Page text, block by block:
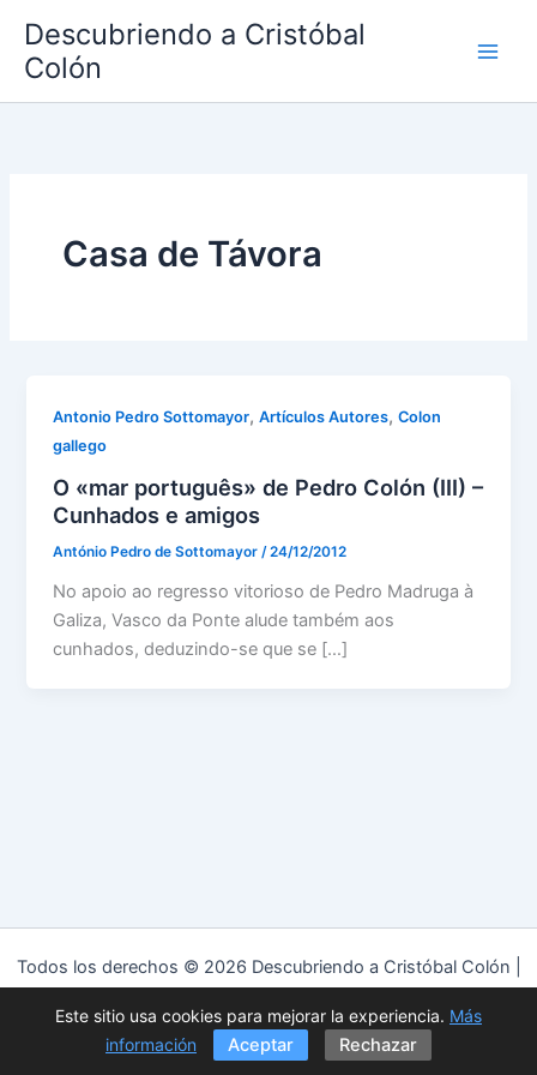
contenido
Descubriendo a Cristóbal
Colón
Casa de Távora
Antonio Pedro Sottomayor,Artículos Autores,Colon
gallego
O «mar português» de Pedro Colón (III) –
Cunhados e amigos
António Pedro de Sottomayor /24/12/2012
No apoio ao regresso vitorioso de Pedro Madruga à
Galiza, Vasco da Ponte alude também aos
cunhados, deduzindo-se que se […]
Todos los derechos © 2026 Descubriendo a Cristóbal Colón |
Política de privacidad|Política de cookies|Aviso Legal
Este sitio usa cookies para mejorar la experiencia. Más
información
Aceptar Rechazar